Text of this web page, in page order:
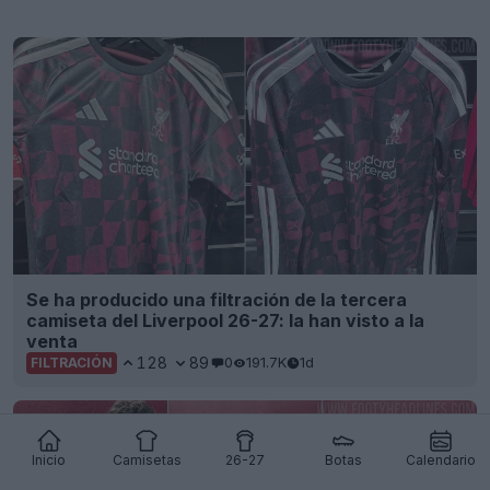
Inicio Camisetas 26-27 Botas Calendario
Se ha producido una filtración de la tercera
camiseta del Liverpool 26-27: la han visto a la
venta
FILTRACIÓN 128 89 0 191.7K 1d